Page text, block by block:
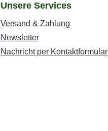
Unsere Services
Versand & Zahlung
Newsletter
Nachricht per Kontaktformular